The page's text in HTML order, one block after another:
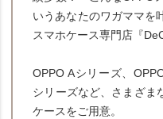
いうあなたのワガママを
スマホケース専門店『
OPPO Aシリーズ、
シリーズなど、さまざま
ケースをご用意。